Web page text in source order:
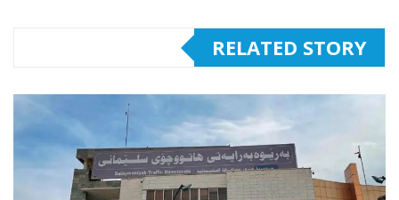
RELATED STORY